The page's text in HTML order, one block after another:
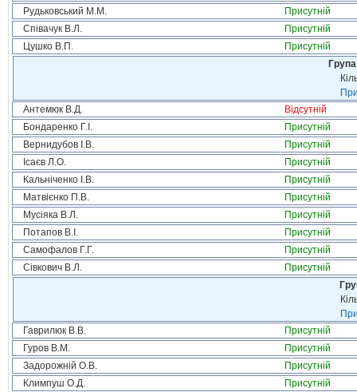
Рудьковський М.М.
Присутній
Співачук В.Л.
Присутній
Цушко В.П.
Присутній
Антемюк В.Д.
Відсутній
Бондаренко Г.І.
Присутній
Вернидубов І.В.
Присутній
Ісаєв Л.О.
Присутній
Кальніченко І.В.
Присутній
Матвієнко П.В.
Присутній
Мусіяка В.Л.
Присутній
Потапов В.І.
Присутній
Самофалов Г.Г.
Присутній
Сівкович В.Л.
Присутній
Гаврилюк В.В.
Присутній
Гуров В.М.
Присутній
Задорожній О.В.
Присутній
Климпуш О.Д.
Присутній